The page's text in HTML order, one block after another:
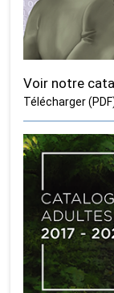
Voir notre
Télécharger